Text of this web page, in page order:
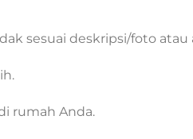
sesuai deskripsi/foto
rumah Anda.